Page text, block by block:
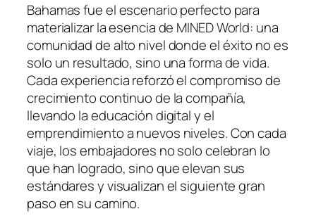
Bahamas fue el escenario perfecto para
materializar la esencia de MINED World: una
comunidad de alto nivel donde el éxito no es
solo un resultado, sino una forma de vida.
Cada experiencia reforzó el compromiso de
crecimiento continuo de la compañía,
llevando la educación digital y el
emprendimiento a nuevos niveles. Con cada
viaje, los embajadores no solo celebran lo
que han logrado, sino que elevan sus
estándares y visualizan el siguiente gran
paso en su camino.